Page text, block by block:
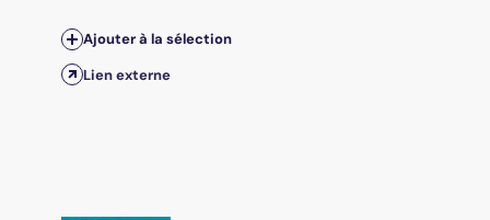
Ajouter à la sélection
Lien externe